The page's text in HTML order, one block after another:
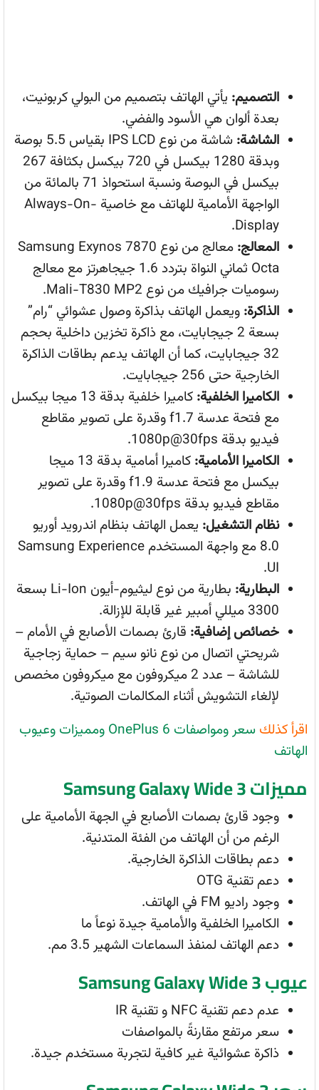
التصميم: يأتي الهاتف بتصميم من البولي كربونيت،
بعدة ألوان هي الأسود والفضي.
الشاشة:
شاشة من نوع IPS LCD بقياس 5.5 بوصة
وبدقة 1280 بيكسل في 720 بيكسل بكثافة 267
بيكسل في البوصة ونسبة استحواذ 71 بالمائة من
الواجهة الأمامية للهاتف مع خاصية Always-On-
Display.
المعالج:
معالج من نوع Samsung Exynos 7870
Octa ثماني النواة بتردد 1.6 جيجاهرتز مع معالج
رسوميات جرافيك من نوع Mali-T830 MP2.
الذاكرة: ويعمل الهاتف بذاكرة وصول عشوائي “رام”
بسعة 2 جيجابايت، مع ذاكرة تخزين داخلية بحجم
32 جيجابايت، كما أن الهاتف يدعم بطاقات الذاكرة
الخارجية حتى 256 جيجابايت.
الكاميرا الخلفية:
كاميرا خلفية بدقة 13 ميجا بيكسل
مع فتحة عدسة f1.7 وقدرة على تصوير مقاطع
فيديو بدقة 1080p@30fps.
الكاميرا الأمامية:
كاميرا أمامية بدقة 13 ميجا
بيكسل مع فتحة عدسة f1.9 وقدرة على تصوير
مقاطع فيديو بدقة 1080p@30fps.
نظام التشغيل: يعمل الهاتف بنظام اندرويد أوريو
8.0 مع واجهة المستخدم Samsung Experience
UI.
البطارية:
بطارية من نوع ليثيوم-أيون Li-Ion بسعة
3300 ميللي أمبير غير قابلة للإزالة.
خصائص إضافية: قارئ بصمات الأصابع في الأمام –
شريحتي اتصال من نوع نانو سيم – حماية زجاجية
للشاشة – عدد 2 ميكروفون مع ميكروفون مخصص
لإلغاء التشويش أثناء المكالمات الصوتية.
اقرأ كذلك
سعر ومواصفات OnePlus 6 ومميزات وعيوب
الهاتف
مميزات Samsung Galaxy Wide 3
وجود قارئ بصمات الأصابع في الجهة الأمامية على
الرغم من أن الهاتف من الفئة المتدنية.
دعم بطاقات الذاكرة الخارجية.
دعم تقنية OTG
وجود راديو FM في الهاتف.
الكاميرا الخلفية والأمامية جيدة نوعاً ما
دعم الهاتف لمنفذ السماعات الشهير 3.5 مم.
عيوب Samsung Galaxy Wide 3
عدم دعم تقنية NFC و تقنية IR
سعر مرتفع مقارنةً بالمواصفات
ذاكرة عشوائية غير كافية لتجربة مستخدم جيدة.